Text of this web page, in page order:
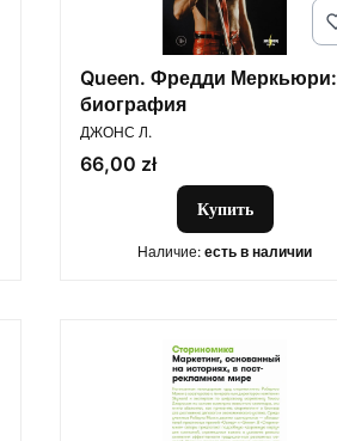
Queen. Фредди Меркьюри:
биография
ПРОИЗВОДИТЕЛЬ
ДЖОНС Л.
Цена
66,00 zł
Купить
Наличие: есть в наличии